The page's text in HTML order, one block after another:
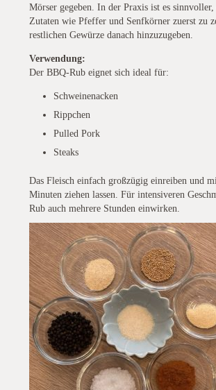
Mörser gegeben. In der Praxis ist es
Zutaten wie Pfeffer und Senfkörner zuerst zu
restlichen Gewürze danach hinzuzugeben.
Verwendung:
Der BBQ-Rub eignet sich ideal für:
Schweinenacken
Rippchen
Pulled Pork
Steaks
Das Fleisch einfach großzügig einreiben und
Minuten ziehen lassen. Für intensiveren
Rub auch mehrere Stunden einwirken.